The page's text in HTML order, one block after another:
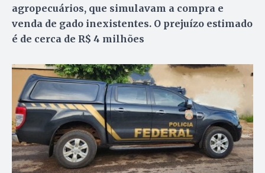
agropecuários, que simulavam a compra e
venda de gado inexistentes. O prejuízo estimado
é de cerca de R$ 4 milhões